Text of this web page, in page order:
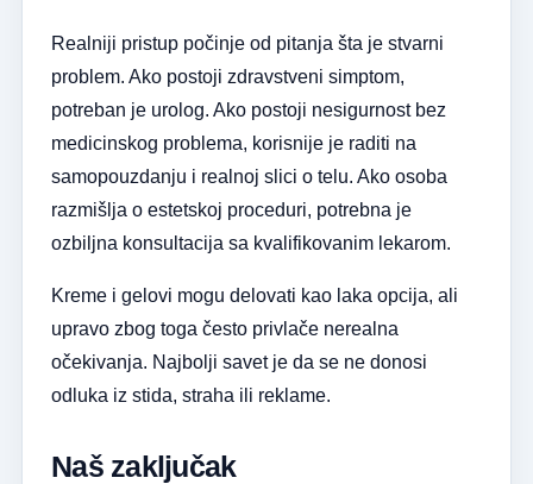
Realniji pristup počinje od pitanja šta je stvarni
problem. Ako postoji zdravstveni simptom,
potreban je urolog. Ako postoji nesigurnost bez
medicinskog problema, korisnije je raditi na
samopouzdanju i realnoj slici o telu. Ako osoba
razmišlja o estetskoj proceduri, potrebna je
ozbiljna konsultacija sa kvalifikovanim lekarom.
Kreme i gelovi mogu delovati kao laka opcija, ali
upravo zbog toga često privlače nerealna
očekivanja. Najbolji savet je da se ne donosi
odluka iz stida, straha ili reklame.
Naš zaključak